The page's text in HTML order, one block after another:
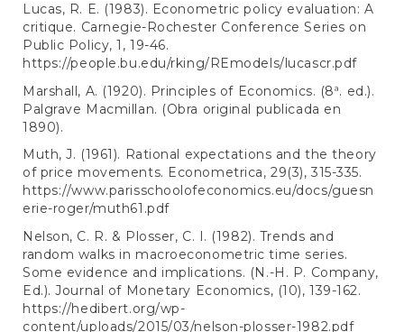
Lucas, R. E. (1983). Econometric policy evaluation: A
critique. Carnegie-Rochester Conference Series on
Public Policy, 1, 19-46.
https://people.bu.edu/rking/REmodels/lucascr.pdf
Marshall, A. (1920). Principles of Economics. (8ª. ed.).
Palgrave Macmillan. (Obra original publicada en
1890).
Muth, J. (1961). Rational expectations and the theory
of price movements. Econometrica, 29(3), 315-335.
https://www.parisschoolofeconomics.eu/docs/guesn
erie-roger/muth61.pdf
Nelson, C. R. & Plosser, C. I. (1982). Trends and
random walks in macroeconometric time series.
Some evidence and implications. (N.-H. P. Company,
Ed.). Journal of Monetary Economics, (10), 139-162.
https://hedibert.org/wp-
content/uploads/2015/03/nelson-plosser-1982.pdf